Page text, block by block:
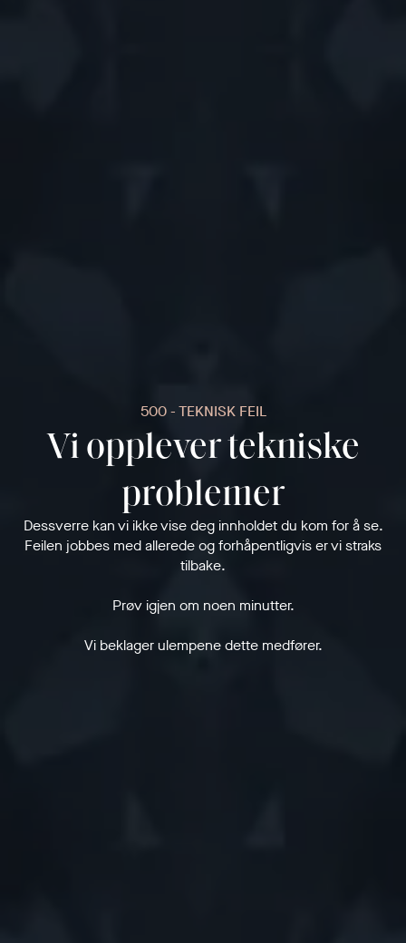
500 - TEKNISK FEIL
Vi opplever tekniske
problemer
Dessverre kan vi ikke vise deg innholdet du kom for å se.
Feilen jobbes med allerede og forhåpentligvis er vi straks
tilbake.
Prøv igjen om noen minutter.
Vi beklager ulempene dette medfører.